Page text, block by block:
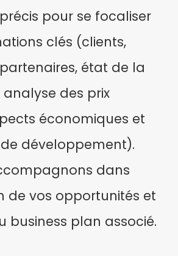
pour se focaliser
clés (clients,
état de la
des prix
économiques et
développement).
dans
de vos opportunités et
business plan associé.